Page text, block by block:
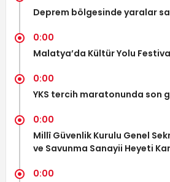
Deprem bölgesinde yaralar
0:00
Malatya’da Kültür Yolu
0:00
YKS tercih maratonunda son
0:00
Millî Güvenlik Kurulu Genel
ve Savunma Sanayii Heyeti
0:00